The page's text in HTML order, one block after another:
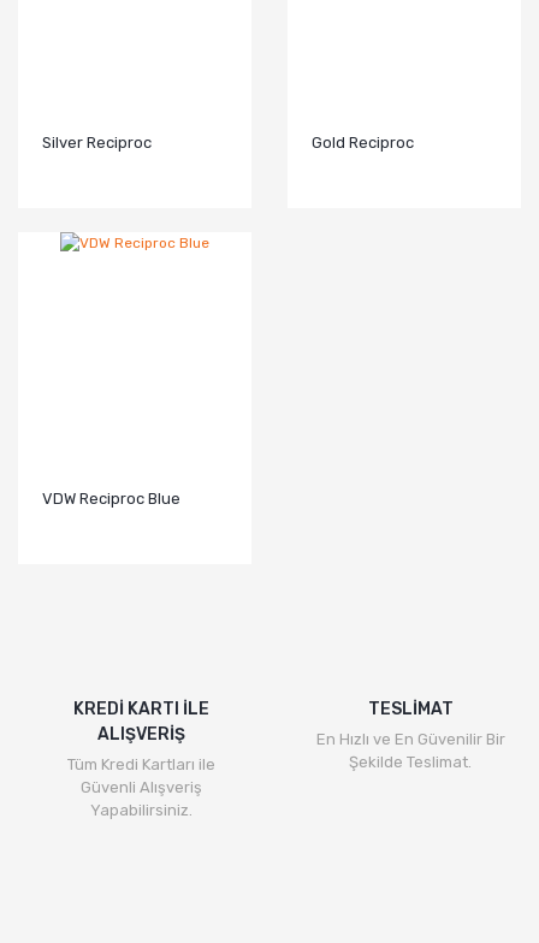
Silver Reciproc Gold Reciproc
VDW Reciproc Blue
KREDİ KARTI İLE
ALIŞVERİŞ
Tüm Kredi Kartları ile
Güvenli Alışveriş
Yapabilirsiniz.
TESLİMAT
En Hızlı ve En Güvenilir Bir
Şekilde Teslimat.